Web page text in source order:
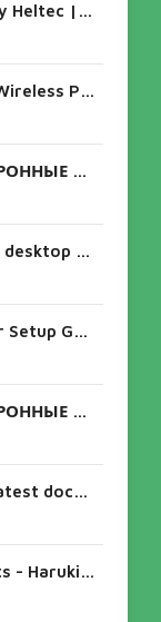
Wireless Paper V1.1 by Heltec | Mesh Devices | RF Index
MESHTASTIC: Heltec Wireless Paper v1.1.1/v1.2 “Chińczyk mi wysłał wadliwy moduł 🤬!!!” i inne tego typu pretensje
MESHTASTIC - ЭЛЕКТРОННЫЕ ЧЕРНИЛА (Heltec Wireless Paper)
Heltec wireless paper desktop stand (Meshtastic) by Daveth - Thingiverse
Heltec Wireless Paper Setup Guide | NodakMesh
MESHTASTIC - ЭЛЕКТРОННЫЕ ЧЕРНИЛА (Heltec Wireless Paper) - смотреть видео онлайн от «ОЛЕГОВИЧ НА СВЯЗИ!» в хорошем качестве, бесплатно опубл
Meshtastic — esp32 latest documentation
Battery Runtime Tests - Haruki's Meshtastic Experiments